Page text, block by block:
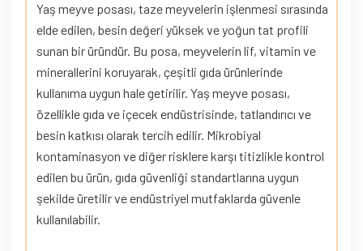
Yaş meyve posası, taze meyvelerin işlenmesi sırasında
elde edilen, besin değeri yüksek ve yoğun tat profili
sunan bir üründür. Bu posa, meyvelerin lif, vitamin ve
minerallerini koruyarak, çeşitli gıda ürünlerinde
kullanıma uygun hale getirilir. Yaş meyve posası,
özellikle gıda ve içecek endüstrisinde, tatlandırıcı ve
besin katkısı olarak tercih edilir. Mikrobiyal
kontaminasyon ve diğer risklere karşı titizlikle kontrol
edilen bu ürün, gıda güvenliği standartlarına uygun
şekilde üretilir ve endüstriyel mutfaklarda güvenle
kullanılabilir.